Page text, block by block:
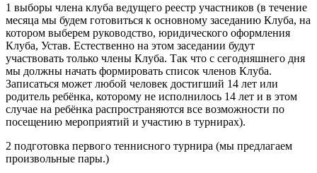
1 выборы члена клуба ведущего реестр участников (в течение
месяца мы будем готовиться к основному заседанию Клуба, на
котором выберем руководство, юридического оформления
Клуба, Устав. Естественно на этом заседании будут
участвовать только члены Клуба. Так что с сегодняшнего дня
мы должны начать формировать список членов Клуба.
Записаться может любой человек достигший 14 лет или
родитель ребёнка, которому не исполнилось 14 лет и в этом
случае на ребёнка распространяются все возможности по
посещению мероприятий и участию в турнирах).
2 подготовка первого теннисного турнира (мы предлагаем
произвольные пары.)